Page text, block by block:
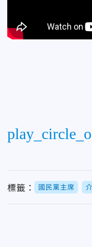
標籤： 國民黨主席